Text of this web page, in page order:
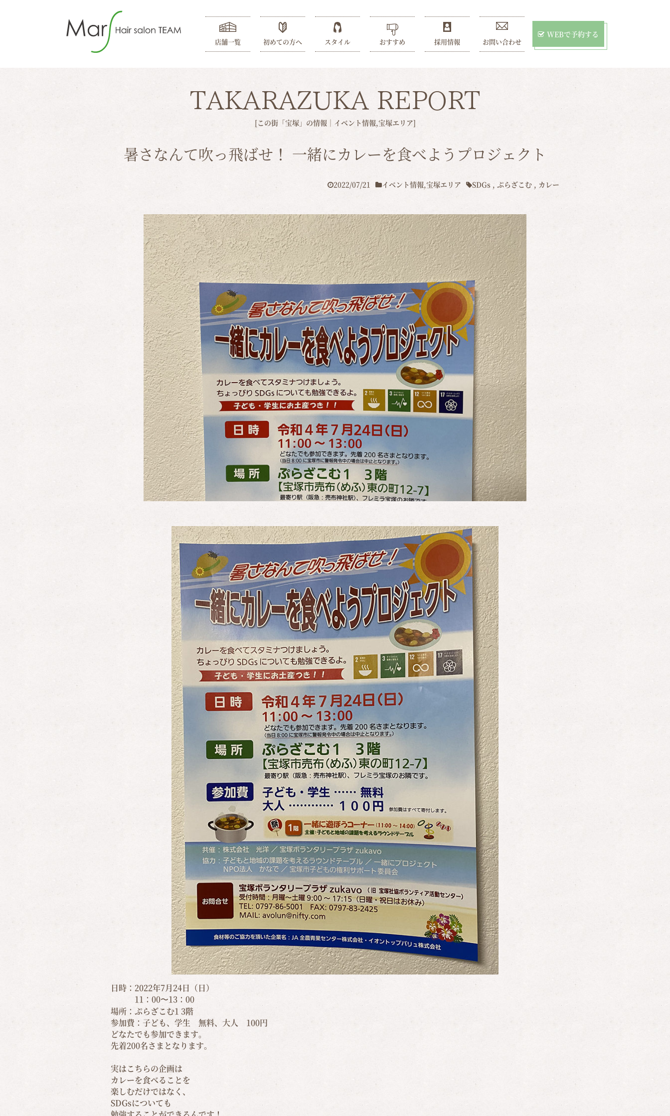
店舗一覧 初めての方へ スタイル おすすめ 採用情報 お問い合わせ
WEBで予約する
TAKARAZUKA REPORT
[この街「宝塚」の情報｜ イベント情報,宝塚エリア]
暑さなんて吹っ飛ばせ！ 一緒にカレーを食べようプロジェクト
2022/07/21 イベント情報,宝塚エリア SDGs , ぷらざこむ , カレー
日時：2022年7月24日（日）
11：00〜13：00
場所：ぷらざこむ1 3階
参加費：子ども、学生 無料、大人 100円
どなたでも参加できます。
先着200名さまとなります。
実はこちらの企画は
カレーを食べることを
楽しむだけではなく、
SDGsについても